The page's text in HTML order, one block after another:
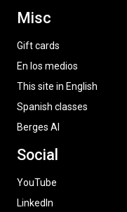
Misc
Gift cards
En los medios
This site in English
Spanish classes
Berges AI
Social
YouTube
LinkedIn